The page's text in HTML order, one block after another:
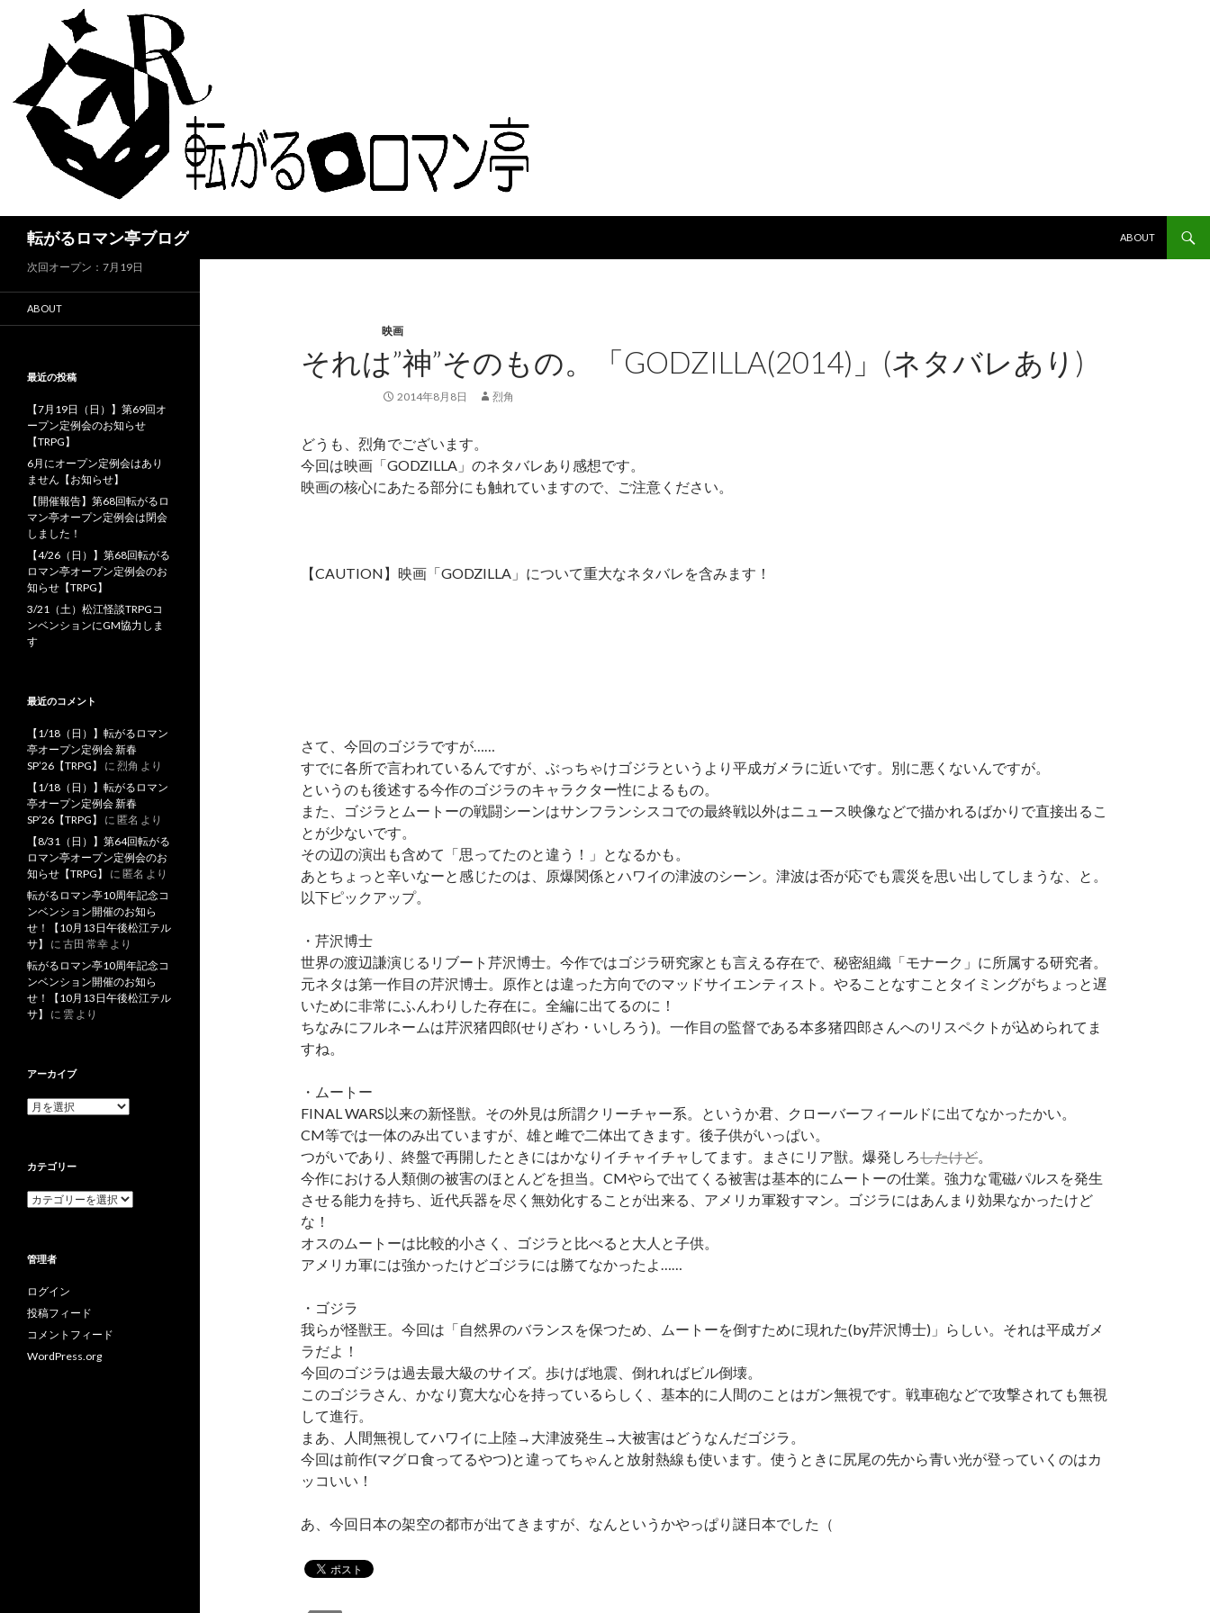
転がるロマン亭ブログ
ABOUT
映画
それは”神”そのもの。「GODZILLA(2014)」(ネタバレあり)
2014年8月8日 烈角
どうも、烈角でございます。
今回は映画「GODZILLA」のネタバレあり感想です。
映画の核心にあたる部分にも触れていますので、ご注意ください。
【CAUTION】映画「GODZILLA」について重大なネタバレを含みます！
さて、今回のゴジラですが……
すでに各所で言われているんですが、ぶっちゃけゴジラというより平成ガメラに近いです。別に悪くないんですが。
というのも後述する今作のゴジラのキャラクター性によるもの。
また、ゴジラとムートーの戦闘シーンはサンフランシスコでの最終戦以外はニュース映像などで描かれるばかりで直接出るこ
とが少ないです。
その辺の演出も含めて「思ってたのと違う！」となるかも。
あとちょっと辛いなーと感じたのは、原爆関係とハワイの津波のシーン。津波は否が応でも震災を思い出してしまうな、と。
以下ピックアップ。
・芹沢博士
世界の渡辺謙演じるリブート芹沢博士。今作ではゴジラ研究家とも言える存在で、秘密組織「モナーク」に所属する研究者。
元ネタは第一作目の芹沢博士。原作とは違った方向でのマッドサイエンティスト。やることなすことタイミングがちょっと遅
いために非常にふんわりした存在に。全編に出てるのに！
ちなみにフルネームは芹沢猪四郎(せりざわ・いしろう)。一作目の監督である本多猪四郎さんへのリスペクトが込められてま
すね。
・ムートー
FINAL WARS以来の新怪獣。その外見は所謂クリーチャー系。というか君、クローバーフィールドに出てなかったかい。
CM等では一体のみ出ていますが、雄と雌で二体出てきます。後子供がいっぱい。
つがいであり、終盤で再開したときにはかなりイチャイチャしてます。まさにリア獣。爆発しろしたけど。
今作における人類側の被害のほとんどを担当。CMやらで出てくる被害は基本的にムートーの仕業。強力な電磁パルスを発生
させる能力を持ち、近代兵器を尽く無効化することが出来る、アメリカ軍殺すマン。ゴジラにはあんまり効果なかったけど
な！
オスのムートーは比較的小さく、ゴジラと比べると大人と子供。
アメリカ軍には強かったけどゴジラには勝てなかったよ……
・ゴジラ
我らが怪獣王。今回は「自然界のバランスを保つため、ムートーを倒すために現れた(by芹沢博士)」らしい。それは平成ガメ
ラだよ！
今回のゴジラは過去最大級のサイズ。歩けば地震、倒れればビル倒壊。
このゴジラさん、かなり寛大な心を持っているらしく、基本的に人間のことはガン無視です。戦車砲などで攻撃されても無視
して進行。
まあ、人間無視してハワイに上陸→大津波発生→大被害はどうなんだゴジラ。
今回は前作(マグロ食ってるやつ)と違ってちゃんと放射熱線も使います。使うときに尻尾の先から青い光が登っていくのはカ
ッコいい！
あ、今回日本の架空の都市が出てきますが、なんというかやっぱり謎日本でした（
次回オープン：7月19日
ABOUT
最近の投稿
【7月19日（日）】第69回オ
ープン定例会のお知らせ
【TRPG】
6月にオープン定例会はあり
ません【お知らせ】
【開催報告】第68回転がるロ
マン亭オープン定例会は閉会
しました！
【4/26（日）】第68回転がる
ロマン亭オープン定例会のお
知らせ【TRPG】
3/21（土）松江怪談TRPGコ
ンベンションにGM協力しま
す
最近のコメント
【1/18（日）】転がるロマン
亭オープン定例会 新春
SP’26【TRPG】
に 烈角 より
【1/18（日）】転がるロマン
亭オープン定例会 新春
SP’26【TRPG】
に 匿名 より
【8/31（日）】第64回転がる
ロマン亭オープン定例会のお
知らせ【TRPG】
に 匿名 より
転がるロマン亭10周年記念コ
ンベンション開催のお知ら
せ！【10月13日午後松江テル
サ】
に 古田 常幸 より
転がるロマン亭10周年記念コ
ンベンション開催のお知ら
せ！【10月13日午後松江テル
サ】
に 雲 より
アーカイブ
ア
ブ
カテゴリー
カ
ー
管理者
ログイン
投稿フィード
コメントフィード
WordPress.org